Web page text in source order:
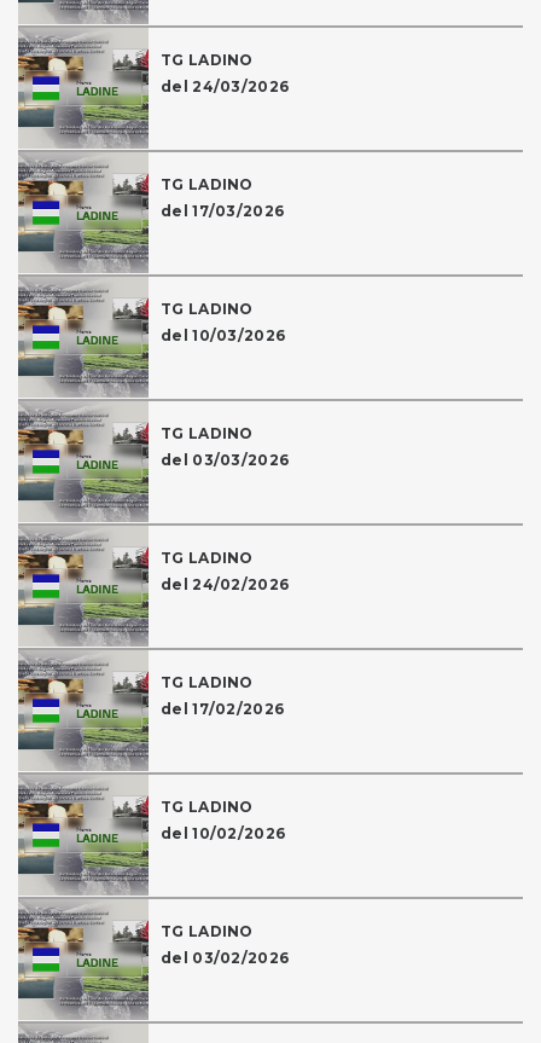
TG LADINO
del 24/03/2026
TG LADINO
del 17/03/2026
TG LADINO
del 10/03/2026
TG LADINO
del 03/03/2026
TG LADINO
del 24/02/2026
TG LADINO
del 17/02/2026
TG LADINO
del 10/02/2026
TG LADINO
del 03/02/2026